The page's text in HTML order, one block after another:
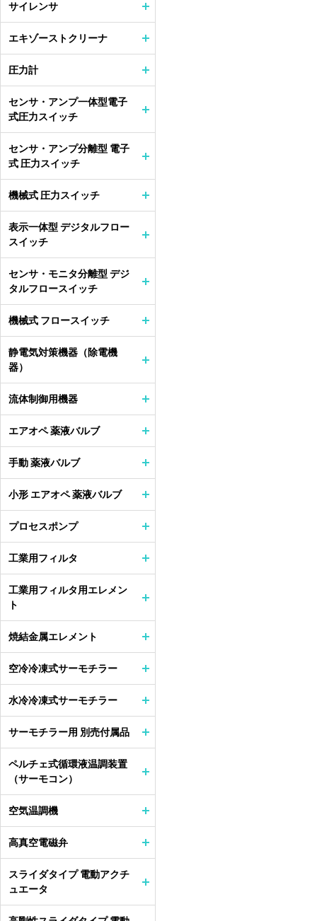
サイレンサ
エキゾーストクリーナ
圧力計
センサ・アンプ一体型電子
式圧力スイッチ
センサ・アンプ分離型 電子
式 圧力スイッチ
機械式 圧力スイッチ
表示一体型 デジタルフロー
スイッチ
センサ・モニタ分離型 デジ
タルフロースイッチ
機械式 フロースイッチ
静電気対策機器（除電機
器）
流体制御用機器
エアオペ 薬液バルブ
手動 薬液バルブ
小形 エアオペ 薬液バルブ
プロセスポンプ
工業用フィルタ
工業用フィルタ用エレメン
ト
焼結金属エレメント
空冷冷凍式サーモチラー
水冷冷凍式サーモチラー
サーモチラー用 別売付属品
ペルチェ式循環液温調装置
（サーモコン）
空気温調機
高真空電磁弁
スライダタイプ 電動アクチ
ュエータ